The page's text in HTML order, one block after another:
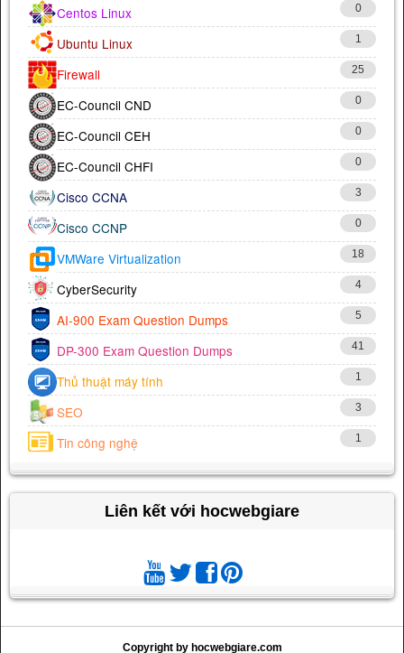
Centos Linux 0
Ubuntu Linux 1
Firewall 25
EC-Council CND 0
EC-Council CEH 0
EC-Council CHFI 0
Cisco CCNA 3
Cisco CCNP 0
VMWare Virtualization 18
CyberSecurity 4
AI-900 Exam Question Dumps 5
DP-300 Exam Question Dumps 41
Thủ thuật máy tính 1
SEO 3
Tin công nghệ 1
Liên kết với hocwebgiare
Copyright by hocwebgiare.com